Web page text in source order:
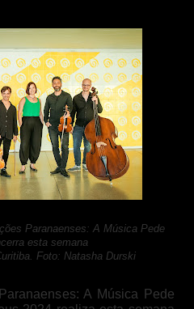
A Música Pede
esta semana
Foto: Natasha Durski
A Música Pede